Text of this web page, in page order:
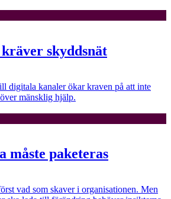
skyddsnät
digitala kanaler ökar kraven på att inte
mänsklig hjälp.
måste paketeras
vad som skaver i organisationen. Men